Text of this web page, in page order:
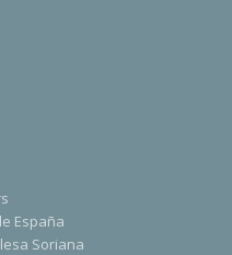
España
Soriana